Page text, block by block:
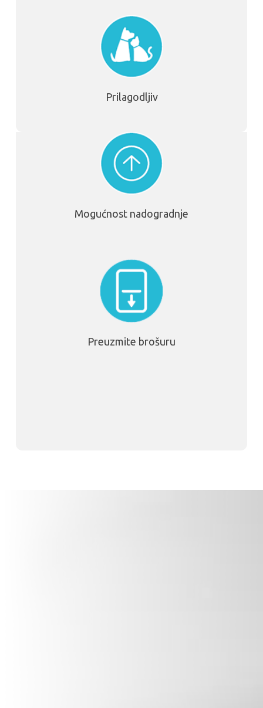
Prilagodljiv
Mogućnost nadogradnje
Preuzmite brošuru